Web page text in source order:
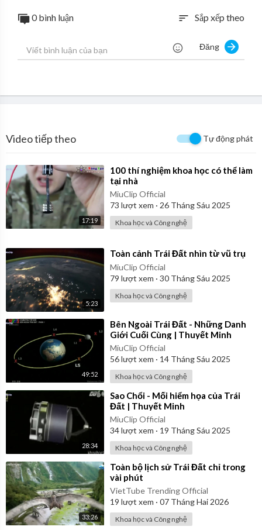
0 bình luận sort Sắp xếp theo
Đăng
Video tiếp theo Tự động phát
17:19
⁣100 thí nghiệm khoa học có thể làm
tại nhà
MiuClip Official
73 lượt xem · 26 Tháng Sáu 2025
Khoa học và Công nghệ
5:23
⁣Toàn cảnh Trái Đất nhìn từ vũ trụ
MiuClip Official
79 lượt xem · 30 Tháng Sáu 2025
Khoa học và Công nghệ
49:52
⁣Bên Ngoài Trái Đất - Những Danh
Giới Cuối Cùng | Thuyết Minh
MiuClip Official
56lượt xem · 14 Tháng Sáu 2025
Khoa học và Công nghệ
28:34
⁣Sao Chổi - Mối hiểm họa của Trái
Đất | Thuyết Minh
MiuClip Official
34lượt xem · 19 Tháng Sáu 2025
Khoa học và Công nghệ
33:26
⁣Toàn bộ lịch sử Trái Đất chỉ trong
vài phút
VietTube Trending Official
19 lượt xem · 07 Tháng Hai 2026
Khoa học và Công nghệ